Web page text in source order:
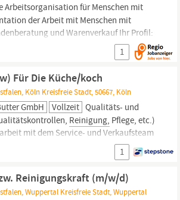
Arbeitsorganisation für Menschen mit
der Arbeit mit Menschen mit
und Warenverkauf Ihr Profil:
Bereichen
Hauswirtschaft,
oder vergleichbar Freude an der Arbeit
von Menschen mit
1
Für Die Küche/koch
Köln Kreisfreie Stadt, 50667, Köln
GmbH Vollzeit Qualitäts- und
Reinigung, Pflege, etc.)
mit dem Service- und Verkaufsteam
von Waren in Absprache mit
in der Küche, idealerweise mit
oder vergleichbar
1
Reinigungskraft (m/w/d)
Wuppertal Kreisfreie Stadt, Wuppertal